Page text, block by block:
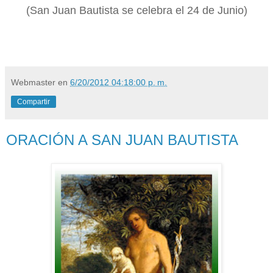
(San Juan Bautista se celebra el 24 de Junio)
Webmaster en 6/20/2012 04:18:00 p. m.
Compartir
ORACIÓN A SAN JUAN BAUTISTA